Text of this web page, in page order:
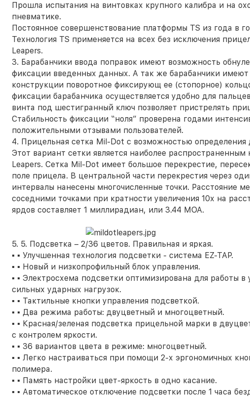
Прошла испытания на винтовках крупного калибра и на
пневматике.
Постоянное совершенствование платформы TS из года в
Технология TS применяется на всех без исключения
Leapers.
3. Барабанчики ввода поправок имеют возможность
фиксации введенных данных. А так же барабанчики имеют
конструкции поворотное фиксирующ ее (стопорное)
фиксации барабанчика осуществляется удобно для
винта под шестигранный ключ позволяет пристрелять
Стабильность фиксации “ноля” проверена годами
положительными отзывами пользователей.
4. Прицельная сетка Mil-Dot с возможностью определения
Этот вариант сетки является наиболее распространенным
Leapers. Сетка Mil-Dot имеет большое перекрестие,
поле прицела. В центральной части перекрестия через
интервалы нанесены многочисленные точки. Расстояние
соседними точками при кратности увеличения 10х на
ярдов составляет 1 миллирадиан, или 3.44 МОА.
5. 5. Подсветка – 2/36 цветов. Правильная и яркая.
▪ ▪ Улучшенная технология подсветки - система EZ-TAP.
▪ ▪ Новый и низкопрофильный блок управления.
▪ ▪ Электросхема подсветки оптимизирована для работы в
сильных ударных нагрузок.
▪ ▪ Тактильные кнопки управления подсветкой.
▪ ▪ Два режима работы: двуцветный и многоцветный.
▪ ▪ Красная/зеленая подсветка прицельной марки в
с контролем яркости.
▪ ▪ 36 вариантов цвета в режиме: многоцветный.
▪ ▪ Легко настраиваться при помощи 2-х эргономичных
полимера.
▪ ▪ Память настройки цвет-яркость в одно касание.
▪ ▪ Автоматическое отключение подсветки после 1 часа